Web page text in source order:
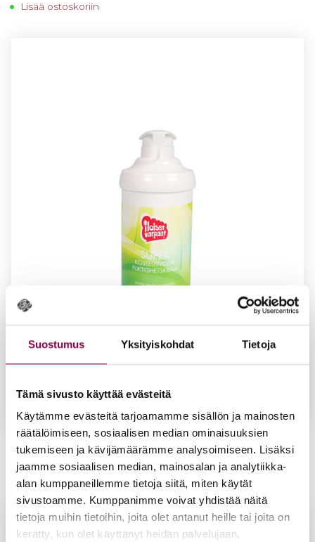
Suostumus Yksityiskohdat Tietoja
Tämä sivusto käyttää evästeitä
Käytämme evästeitä tarjoamamme sisällön ja mainosten
räätälöimiseen, sosiaalisen median ominaisuuksien
tukemiseen ja kävijämäärämme analysoimiseen. Lisäksi
jaamme sosiaalisen median, mainosalan ja analytiikka-
alan kumppaneillemme tietoja siitä, miten käytät
sivustoamme. Kumppanimme voivat yhdistää näitä
tietoja muihin tietoihin, joita olet antanut heille tai joita on
kerätty, kun olet käyttänyt heidän palvelujaan.
Lisää ostoskoriin
Iloi­set var­paat Su­per kos­teus­voi­de 500ml
42,50